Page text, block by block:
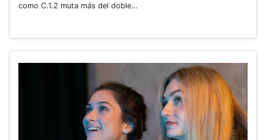
como C.1.2 muta más del doble…